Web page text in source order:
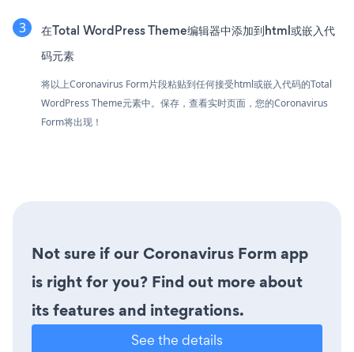
在Total WordPress Theme编辑器中添加到html或嵌入代
码元素
将以上Coronavirus Form片段粘贴到任何接受html或嵌入代码的Total
WordPress Theme元素中。保存，查看实时页面，您的Coronavirus
Form将出现！
Not sure if our Coronavirus Form app
is right for you? Find out more about
its features and integrations.
See the details